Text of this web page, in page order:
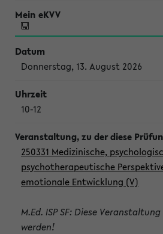
Donnerstag, 13. August 2026
10-12
250331 Medizinische,
psychotherapeutische
emotionale Entwicklung (V)
M.Ed. ISP SF: Diese
werden!